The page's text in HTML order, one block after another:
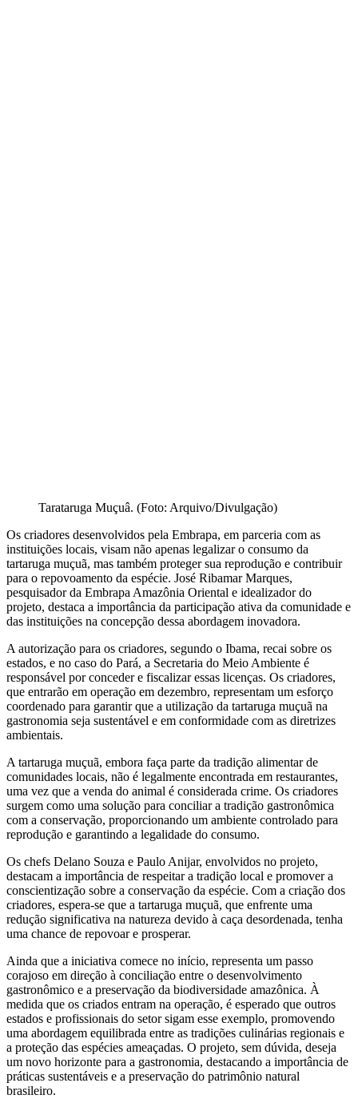
Tarataruga Muçuâ. (Foto: Arquivo/Divulgação)
Os criadores desenvolvidos pela Embrapa, em parceria com as
instituições locais, visam não apenas legalizar o consumo da
tartaruga muçuã, mas também proteger sua reprodução e contribuir
para o repovoamento da espécie. José Ribamar Marques,
pesquisador da Embrapa Amazônia Oriental e idealizador do
projeto, destaca a importância da participação ativa da comunidade e
das instituições na concepção dessa abordagem inovadora.
A autorização para os criadores, segundo o Ibama, recai sobre os
estados, e no caso do Pará, a Secretaria do Meio Ambiente é
responsável por conceder e fiscalizar essas licenças. Os criadores,
que entrarão em operação em dezembro, representam um esforço
coordenado para garantir que a utilização da tartaruga muçuã na
gastronomia seja sustentável e em conformidade com as diretrizes
ambientais.
A tartaruga muçuã, embora faça parte da tradição alimentar de
comunidades locais, não é legalmente encontrada em restaurantes,
uma vez que a venda do animal é considerada crime. Os criadores
surgem como uma solução para conciliar a tradição gastronômica
com a conservação, proporcionando um ambiente controlado para
reprodução e garantindo a legalidade do consumo.
Os chefs Delano Souza e Paulo Anijar, envolvidos no projeto,
destacam a importância de respeitar a tradição local e promover a
conscientização sobre a conservação da espécie. Com a criação dos
criadores, espera-se que a tartaruga muçuã, que enfrente uma
redução significativa na natureza devido à caça desordenada, tenha
uma chance de repovoar e prosperar.
Ainda que a iniciativa comece no início, representa um passo
corajoso em direção à conciliação entre o desenvolvimento
gastronômico e a preservação da biodiversidade amazônica. À
medida que os criados entram na operação, é esperado que outros
estados e profissionais do setor sigam esse exemplo, promovendo
uma abordagem equilibrada entre as tradições culinárias regionais e
a proteção das espécies ameaçadas. O projeto, sem dúvida, deseja
um novo horizonte para a gastronomia, destacando a importância de
práticas sustentáveis ​​e a preservação do patrimônio natural
brasileiro.